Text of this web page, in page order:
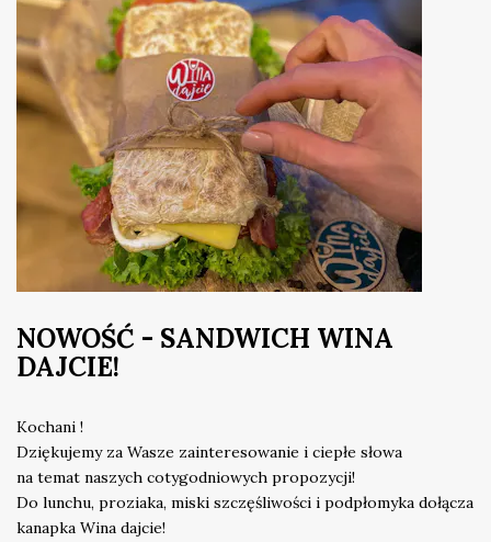
NOWOŚĆ - SANDWICH WINA
DAJCIE!
Kochani !
Dziękujemy za Wasze zainteresowanie i ciepłe słowa
na temat naszych cotygodniowych propozycji!
Do lunchu, proziaka, miski szczęśliwości i podpłomyka dołącza
kanapka Wina dajcie!